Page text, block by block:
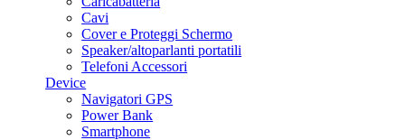
Cavi
Cover e Proteggi Schermo
Speaker/altoparlanti portatili
Telefoni Accessori
Device
Navigatori GPS
Power Bank
Smartphone